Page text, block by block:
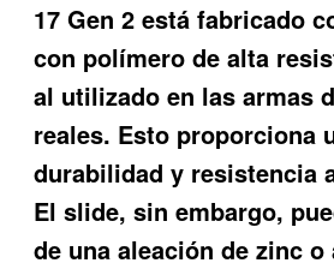
17 Gen 2 está fabricado
con polímero de alta
al utilizado en las armas
reales. Esto proporciona
durabilidad y resistencia
El slide, sin embargo,
de una aleación de zinc